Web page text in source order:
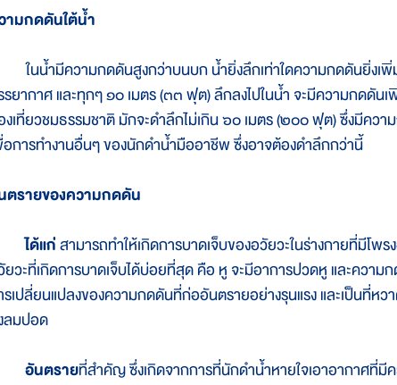
ามกดดันใต้น้ำ
น้ำมีความกดดันสูงกว่าบนบก น้ำยิ่งลึกเท่าใดความกดดันยิ่งเพิ่ม
ยากาศ และทุกๆ ๑๐ เมตร (๓๓ ฟุต) ลึกลงไปในน้ำ จะมีความกดดัน
เที่ยวชมธรรมชาติ มักจะดำลึกไม่เกิน ๖๐ เมตร (๒๐๐ ฟุต) ซึ่งมีคว
อการทำงานอื่นๆ ของนักดำน้ำมืออาชีพ ซึ่งอาจต้องดำลึกกว่านี้
ตรายของความกดดัน
ได้แก่สามารถทำให้เกิดการบาดเจ็บของอวัยวะในร่างกายที่มีโ
วะที่เกิดการบาดเจ็บได้บ่อยที่สุด คือ หู จะมีอาการปวดหู และความ
เปลี่ยนแปลงของความกดดันที่ก่ออันตรายอย่างรุนแรง และเป็นที่ห
ลมปอด
อันตรายที่สำคัญ ซึ่งเกิดจากการที่นักดำน้ำหายใจเอาอากาศที่มี